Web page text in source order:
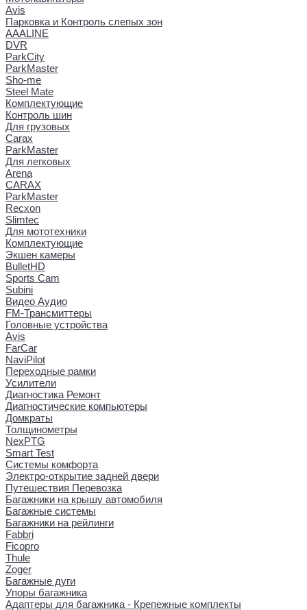
Avis
Парковка и Контроль слепых зон
AAALINE
DVR
ParkCity
ParkMaster
Sho-me
Steel Mate
Комплектующие
Контроль шин
Для грузовых
Carax
ParkMaster
Для легковых
Arena
CARAX
ParkMaster
Recxon
Slimtec
Для мототехники
Комплектующие
Экшен камеры
BulletHD
Sports Cam
Subini
Видео Аудио
FM-Трансмиттеры
Головные устройства
Avis
FarCar
NaviPilot
Переходные рамки
Усилители
Диагностика Ремонт
Диагностические компьютеры
Домкраты
Толщинометры
NexPTG
Smart Test
Системы комфорта
Электро-открытие задней двери
Путешествия Перевозка
Багажники на крышу автомобиля
Багажные системы
Багажники на рейлинги
Fabbri
Ficopro
Thule
Zoger
Багажные дуги
Упоры багажника
Адаптеры для багажника - Крепежные комплекты